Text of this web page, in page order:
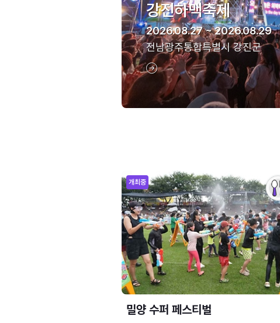
강진하맥축제
2026.08.27 ~ 2026.08.29
전남광주통합특별시 강진군
개최중
밀양 수퍼 페스티벌